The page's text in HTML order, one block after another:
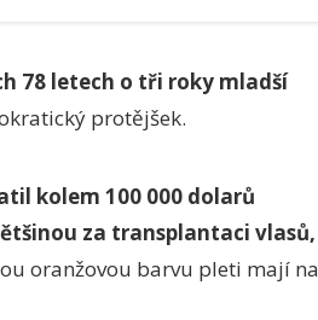
78 letech o tři roky mladší
protějšek.
kolem 100 000 dolarů
za transplantaci vlasů,
oranžovou barvu pleti mají na